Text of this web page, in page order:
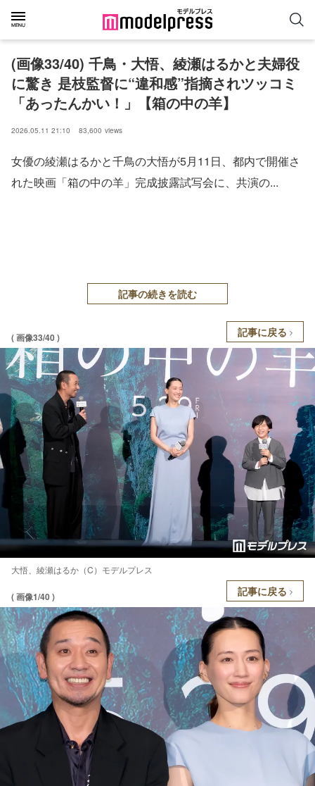
(画像33/40) 千鳥・大悟、綾瀬はるかと夫婦役
に驚き 是枝監督に“違和感”指摘されツッコミ
「あったんかい！」【箱の中の羊】
2026.05.11 21:10 83,600 views
女優の綾瀬はるかと千鳥の大悟が5月11日、都内で開催さ
れた映画「箱の中の羊」完成披露試写会に、共演の...
記事の続きを読む
( 画像33/40 ) 記事に戻る
大悟、綾瀬はるか（C）モデルプレス
( 画像1/40 ) 記事に戻る